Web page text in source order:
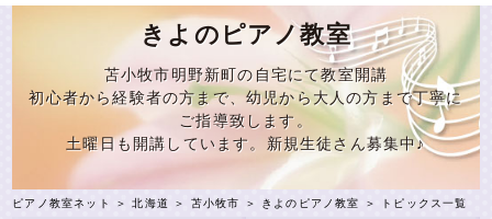
きよのピアノ教室
苫小牧市明野新町の自宅にて教室開講
初心者から経験者の方まで、幼児から大人の方まで丁寧に
ご指導致します。
土曜日も開講しています。新規生徒さん募集中♪
ピアノ教室ネット ＞北海道 ＞ 苫小牧市 ＞ きよのピアノ教室 ＞ トピックス一覧